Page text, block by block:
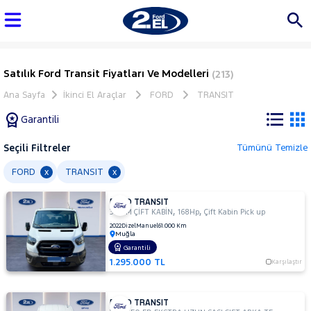
Satılık Ford Transit Fiyatları Ve Modelleri (213)
Ana Sayfa İkinci El Araçlar FORD TRANSIT
Garantili
Tüm
Araçlar
AUDI
BMC
BMW
BYD
Seçili Filtreler Tümünü Temizle
FORD x TRANSIT x
FORD TRANSIT
350 M ÇİFT KABİN ,168Hp,Çift Kabin Pick up
2022DizelManuel61.000 Km
Muğla
1.295.000 TL Karşılaştır
Garantili
FORD TRANSIT